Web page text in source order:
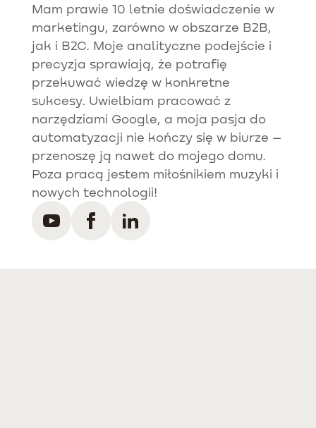
Mam prawie 10 letnie doświadczenie w
marketingu, zarówno w obszarze B2B,
jak i B2C. Moje analityczne podejście i
precyzja sprawiają, że potrafię
przekuwać wiedzę w konkretne
sukcesy. Uwielbiam pracować z
narzędziami Google, a moja pasja do
automatyzacji nie kończy się w biurze –
przenoszę ją nawet do mojego domu.
Poza pracą jestem miłośnikiem muzyki i
nowych technologii!